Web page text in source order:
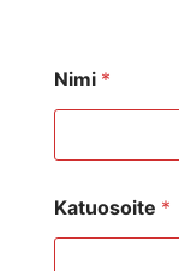
Nimi *
Katuosoite *